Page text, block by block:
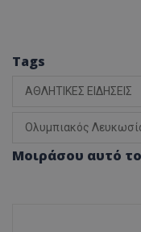
Tags
ΑΘΛΗΤΙΚΕΣ ΕΙΔΗΣΕΙΣ
Ολυμπιακός
Μοιράσου αυτό